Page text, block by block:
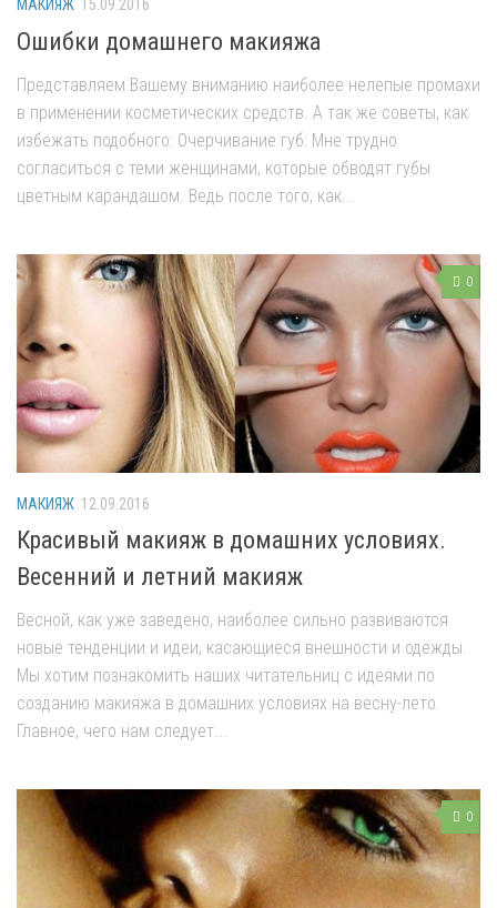
МАКИЯЖ 15.09.2016
Ошибки домашнего макияжа
Представляем Вашему вниманию наиболее нелепые промахи
в применении косметических средств. А так же советы, как
избежать подобного: Очерчивание губ: Мне трудно
согласиться с теми женщинами, которые обводят губы
цветным карандашом. Ведь после того, как...
0
МАКИЯЖ 12.09.2016
Красивый макияж в домашних условиях.
Весенний и летний макияж
Весной, как уже заведено, наиболее сильно развиваются
новые тенденции и идеи, касающиеся внешности и одежды.
Мы хотим познакомить наших читательниц с идеями по
созданию макияжа в домашних условиях на весну-лето.
Главное, чего нам следует...
0